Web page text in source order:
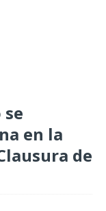
se
en la
de